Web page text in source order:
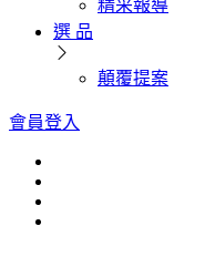
精采報導
選 品
顛覆提案
會員登入